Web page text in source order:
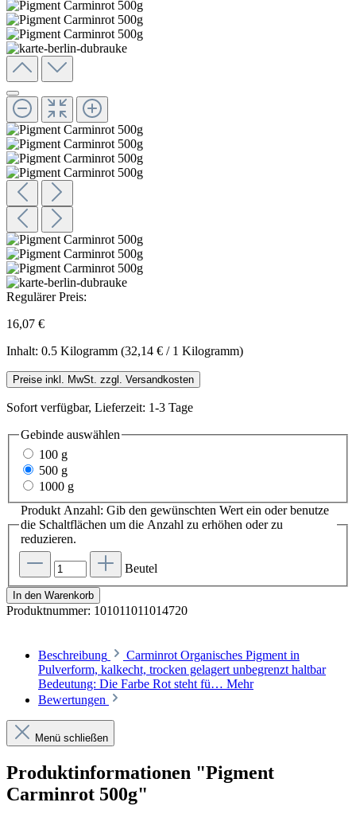
Regulärer Preis:
16,07 €
Inhalt: 0.5 Kilogramm (32,14 € / 1 Kilogramm)
Preise inkl. MwSt. zzgl. Versandkosten
Sofort verfügbar, Lieferzeit: 1-3 Tage
Gebinde auswählen
100 g
500 g
1000 g
Produkt Anzahl: Gib den gewünschten Wert ein oder benutze
die Schaltflächen um die Anzahl zu erhöhen oder zu
reduzieren.
Beutel
In den Warenkorb
Produktnummer: 101011011014720
Beschreibung
Carminrot Organisches Pigment in
Pulverform, kalkecht, trocken gelagert unbegrenzt haltbar
Bedeutung: Die Farbe Rot steht fü… Mehr
Bewertungen
Menü schließen
Produktinformationen "Pigment
Carminrot 500g"